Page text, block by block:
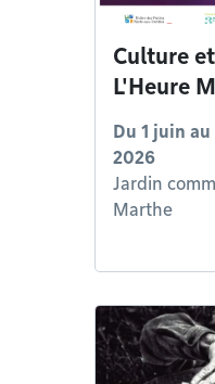
Culture
L'Heure
Du 1 juin au
2026
Jardin
Marthe